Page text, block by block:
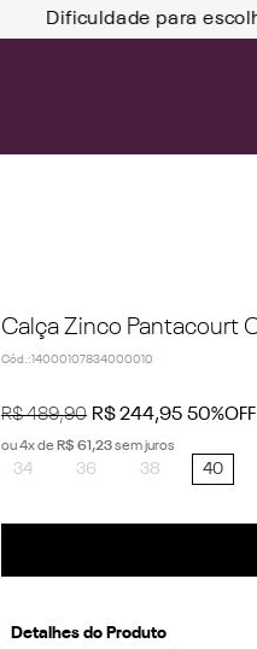
Dificuldade para
Calça Zinco Pantacourt
Cód. :14000107834000010
R$ 489,90 R$244,95 50%OFF
ou4x de R$ 61 ,23sem juros
34 36 38 40
Detalhes do Produto